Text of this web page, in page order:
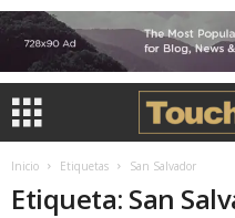
Inicio Etiquetas San Salvador
Etiqueta: San